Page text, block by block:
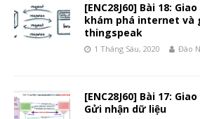
[ENC28J60] Bài 18:
khám phá internet và
thingspeak
1 Tháng Sáu, 2020 Đào
[ENC28J60] Bài 17:
Gửi nhận dữ liệu